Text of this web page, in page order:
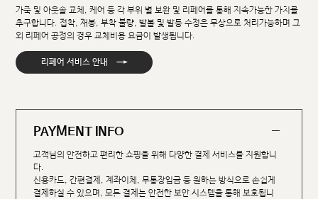
가죽 및 아웃솔 교체, 케어 등 각 부위 별 보완 및 리페어를 통해 지속가능한 가치를
추구합니다. 접착, 재봉, 부착 불량, 발볼 및 발등 수정은 무상으로 처리가능하며 그
외 리페어 공정의 경우 교체비용 요금이 발생됩니다.
리페어 서비스 안내 →
PAYMENT INFO
고객님의 안전하고 편리한 쇼핑을 위해 다양한 결제 서비스를 지원합니
다.
신용카드, 간편결제, 계좌이체, 무통장입금 등 원하는 방식으로 손쉽게
결제하실 수 있으며, 모든 결제는 안전한 보안 시스템을 통해 보호됩니